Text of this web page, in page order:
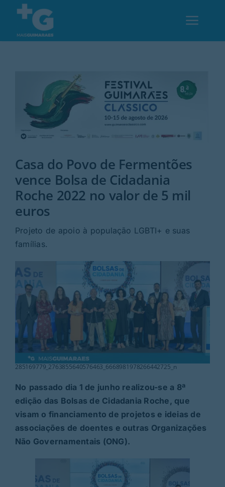
content
Desporto
Opinião
Região
Rubricas
Revista
Search
Casa do Povo de Fermentões
vence Bolsa de Cidadania
Roche 2022 no valor de 5 mil
euros
Projeto de apoio à população LGBTI+ e suas
famílias.
285169779_2763855640576463_6668981978266442725_n
No passado dia 1 de junho realizou-se a 8ª
edição das Bolsas de Cidadania Roche, que
visam o financiamento de projetos e ideias de
associações de doentes e outras Organizações
Não Governamentais (ONG).